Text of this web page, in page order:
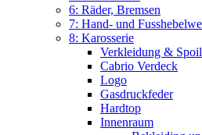
6: Räder, Bremsen
7: Hand- und
8: Karosserie
Verkleidung &
Cabrio Verdeck
Logo
Gasdruckfeder
Hardtop
Innenraum